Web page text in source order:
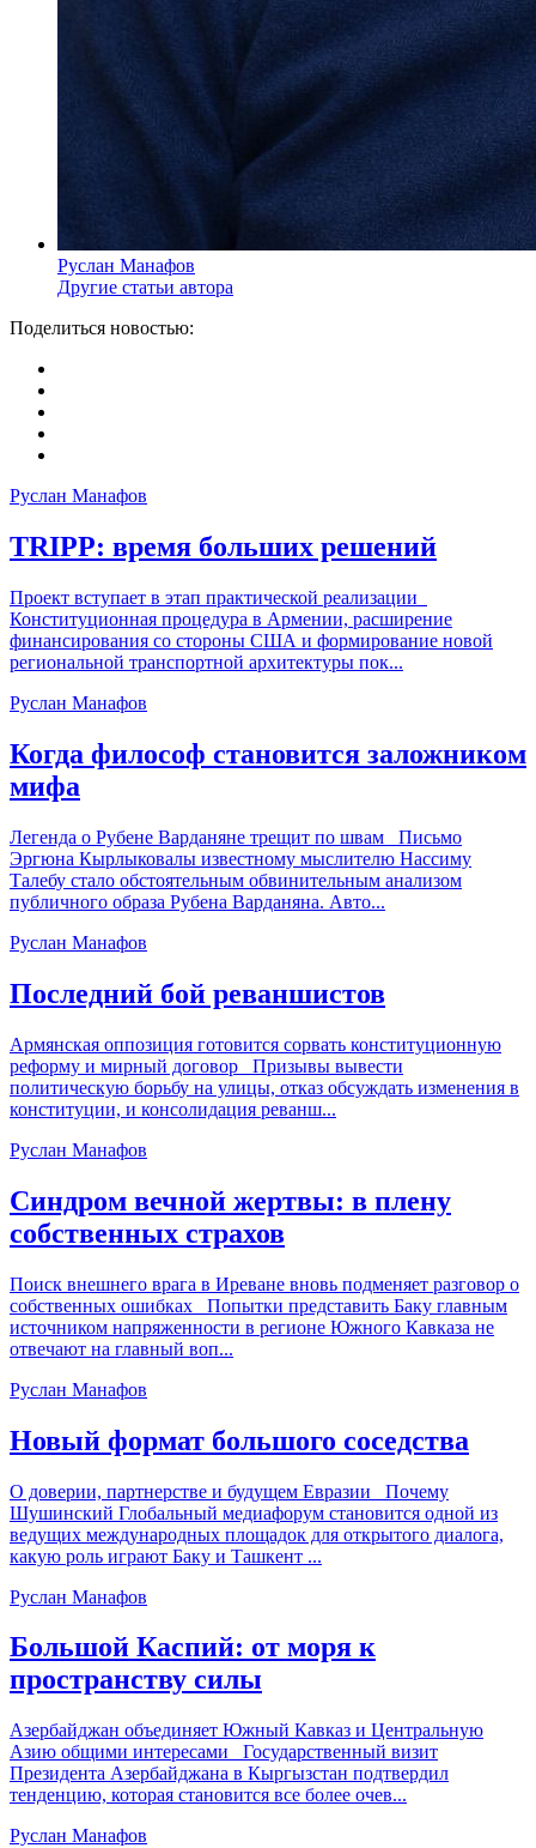
Руслан Манафов
Другие статьи автора
Поделиться новостью:
Руслан Манафов
TRIPP: время больших решений
Проект вступает в этап практической реализации
Конституционная процедура в Армении, расширение
финансирования со стороны США и формирование новой
региональной транспортной архитектуры пок...
Руслан Манафов
Когда философ становится заложником
мифа
Легенда о Рубене Варданяне трещит по швам Письмо
Эргюна Кырлыковалы известному мыслителю Нассиму
Талебу стало обстоятельным обвинительным анализом
публичного образа Рубена Варданяна. Авто...
Руслан Манафов
Последний бой реваншистов
Армянская оппозиция готовится сорвать конституционную
реформу и мирный договор Призывы вывести
политическую борьбу на улицы, отказ обсуждать изменения в
конституции, и консолидация реванш...
Руслан Манафов
Синдром вечной жертвы: в плену
собственных страхов
Поиск внешнего врага в Иреване вновь подменяет разговор о
собственных ошибках Попытки представить Баку главным
источником напряженности в регионе Южного Кавказа не
отвечают на главный воп...
Руслан Манафов
Новый формат большого соседства
О доверии, партнерстве и будущем Евразии Почему
Шушинский Глобальный медиафорум становится одной из
ведущих международных площадок для открытого диалога,
какую роль играют Баку и Ташкент ...
Руслан Манафов
Большой Каспий: от моря к
пространству силы
Азербайджан объединяет Южный Кавказ и Центральную
Азию общими интересами Государственный визит
Президента Азербайджана в Кыргызстан подтвердил
тенденцию, которая становится все более очев...
Руслан Манафов